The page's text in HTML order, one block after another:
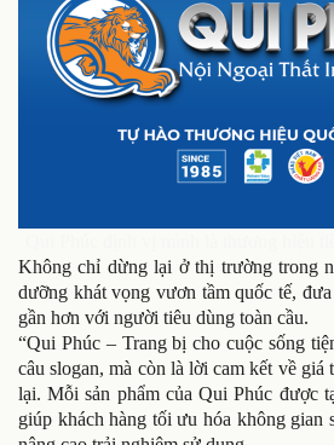
Không chỉ dừng lại ở thị trường trong
dưỡng khát vọng vươn tầm quốc tế,
gần hơn với người tiêu dùng toàn cầu.
“Qui Phúc – Trang bị cho cuộc sống
câu slogan, mà còn là lời cam kết về giá
lại. Mỗi sản phẩm của Qui Phúc được
giúp khách hàng tối ưu hóa không gian